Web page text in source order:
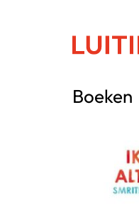
Boeken